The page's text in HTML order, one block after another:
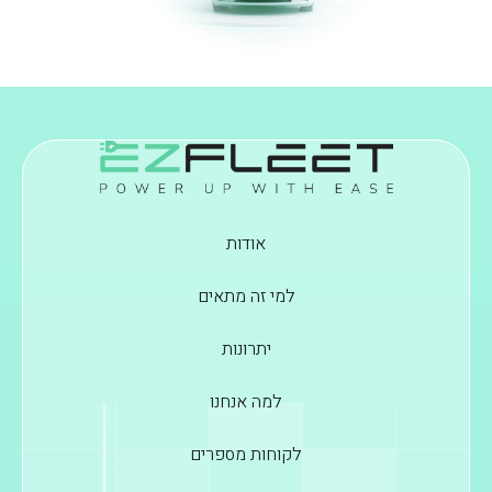
אודות
למי זה מתאים
יתרונות
למה אנחנו
לקוחות מספרים